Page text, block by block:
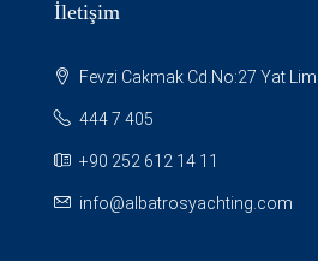
İletişim
Fevzi Cakmak Cd.No:27 Yat
444 7 405
+90 252 612 14 11
info@albatrosyachting.com